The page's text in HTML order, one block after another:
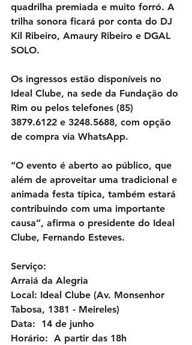
quadrilha premiada e muito forró. A
trilha sonora ficará por conta do DJ
Kil Ribeiro, Amaury Ribeiro e DGAL
SOLO.
Os ingressos estão disponíveis no
Ideal Clube, na sede da Fundação do
Rim ou pelos telefones (85)
3879.6122 e 3248.5688, com opção
de compra via WhatsApp.
“O evento é aberto ao público, que
além de aproveitar uma tradicional e
animada festa típica, também estará
contribuindo com uma importante
causa”, afirma o presidente do Ideal
Clube, Fernando Esteves.
Serviço:
Arraiá da Alegria
Local: Ideal Clube (Av. Monsenhor
Tabosa, 1381 - Meireles)
Data:  14 de junho
Horário:  A partir das 18h